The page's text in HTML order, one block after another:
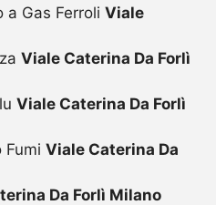
a Gas Ferroli Viale
Viale Caterina Da Forlì
Viale Caterina Da Forlì
Fumi Viale Caterina Da
Da Forlì Milano